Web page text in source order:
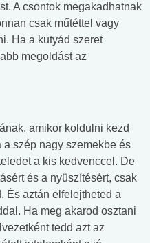
A csontok megakadhatnak
csak műtéttel vagy
Ha a kutyád szeret
megoldást az
amikor koldulni kezd
szép nagy szemekbe és
a kis kedvenccel. De
és a nyüszítésért, csak
És aztán elfelejtheted a
Ha meg akarod osztani
tedd azt az